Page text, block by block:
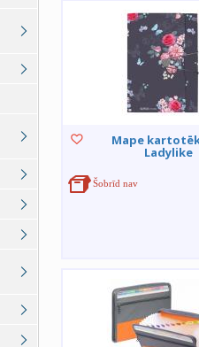
Mape
Ladylike
Šobrīd nav